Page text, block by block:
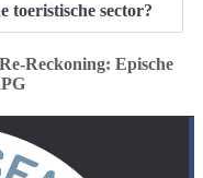
toeristische sector?
Reckoning: Epische